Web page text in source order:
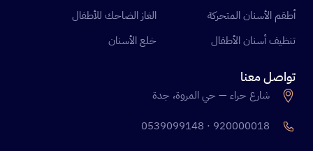
أطقم الأسنان المتحركة
الغاز الضاحك للأطفال
تنظيف أسنان الأطفال
خلع الأسنان
تواصل معنا
شارع حراء — حي المروة، جدة
920000018 · 0539099148